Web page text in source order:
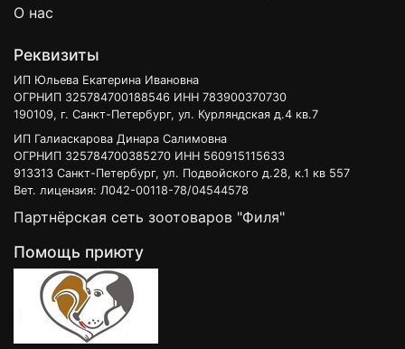
О нас
Реквизиты
ИП Юльева Екатерина Ивановна
ОГРНИП 325784700188546 ИНН 783900370730
190109, г. Санкт-Петербург, ул. Курляндская д.4 кв.7
ИП Галиаскарова Динара Салимовна
ОГРНИП 325784700385270 ИНН 560915115633
913313 Санкт-Петербург, ул. Подвойского д.28, к.1 кв 557
Вет. лицензия: Л042-00118-78/04544578
Партнёрская сеть зоотоваров "Филя"
Помощь приюту